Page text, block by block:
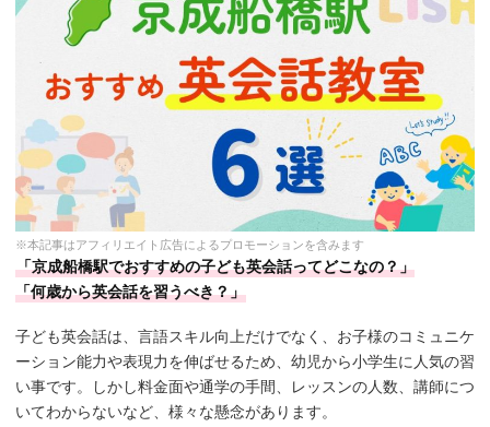
※本記事はアフィリエイト広告によるプロモーションを含みます
「京成船橋駅でおすすめの子ども英会話ってどこなの？」
「何歳から英会話を習うべき？」
子ども英会話は、言語スキル向上だけでなく、お子様のコミュニケ
ーション能力や表現力を伸ばせるため、幼児から小学生に人気の習
い事です。しかし料金面や通学の手間、レッスンの人数、講師につ
いてわからないなど、様々な懸念があります。